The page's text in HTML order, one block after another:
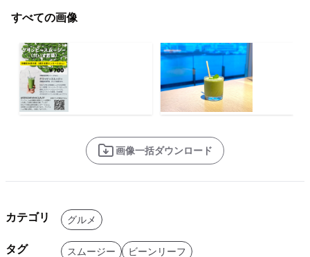
すべての画像
画像一括ダウンロード
カテゴリ グルメ
タグ スムージー
ビーンリーフ